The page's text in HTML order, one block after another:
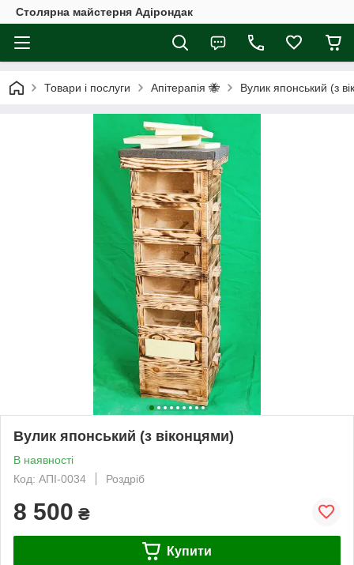
Столярна майстерня Адірондак
Товари і послуги Апітерапія 🐝 Вулик японський (з
Вулик японський (з віконцями)
В наявності
Код: АПІ-0034
Роздріб
8 500 ₴
Купити